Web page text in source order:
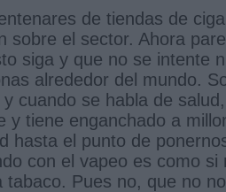
de tiendas de
sobre el sector. Ahora
siga y que no se intente
alrededor del mundo.
cuando se habla de
y tiene enganchado a
hasta el punto de
con el vapeo es como si
Pues no, que no